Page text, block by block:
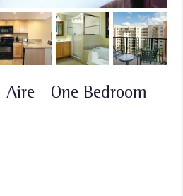
- One Bedroom